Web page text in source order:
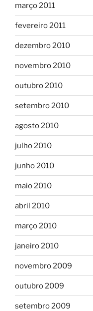
março 2011
fevereiro 2011
dezembro 2010
novembro 2010
outubro 2010
setembro 2010
agosto 2010
julho 2010
junho 2010
maio 2010
abril 2010
março 2010
janeiro 2010
novembro 2009
outubro 2009
setembro 2009